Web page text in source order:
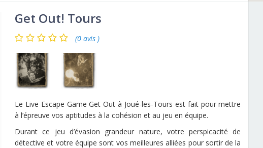
Get Out! Tours
(0 avis )
Le Live Escape Game Get Out à Joué-les-Tours est fait pour mettre
à l’épreuve vos aptitudes à la cohésion et au jeu en équipe.
Durant ce jeu d’évasion grandeur nature, votre perspicacité de
détective et votre équipe sont vos meilleures alliées pour sortir de la